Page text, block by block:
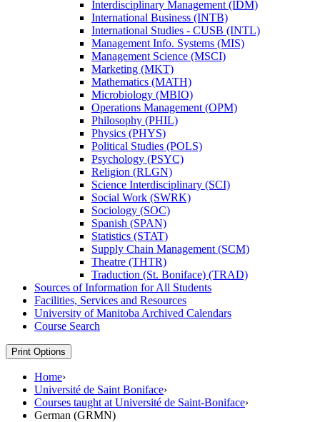
Interdisciplinary Management (IDM)
International Business (INTB)
International Studies -​ CUSB (INTL)
Management Info. Systems (MIS)
Management Science (MSCI)
Marketing (MKT)
Mathematics (MATH)
Microbiology (MBIO)
Operations Management (OPM)
Philosophy (PHIL)
Physics (PHYS)
Political Studies (POLS)
Psychology (PSYC)
Religion (RLGN)
Science Interdisciplinary (SCI)
Social Work (SWRK)
Sociology (SOC)
Spanish (SPAN)
Statistics (STAT)
Supply Chain Management (SCM)
Theatre (THTR)
Traduction (St. Boniface) (TRAD)
Sources of Information for All Students
Facilities, Services and Resources
University of Manitoba Archived Calendars
Course Search
Print Options
Home›
Université de Saint Boniface›
Courses taught at Université de Saint-Boniface›
German (GRMN)